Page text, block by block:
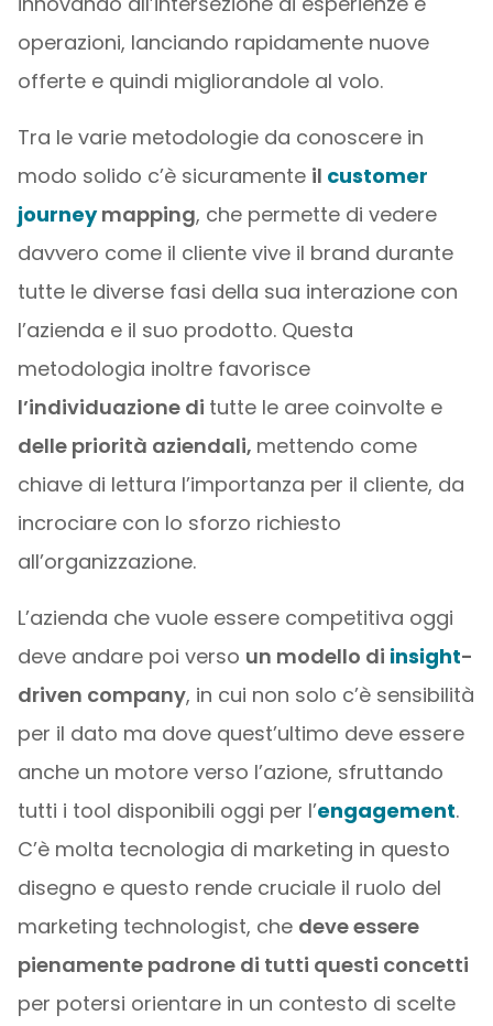
operazioni, lanciando rapidamente nuove
offerte e quindi migliorandole al volo.
Tra le varie metodologie da conoscere in
modo solido c’è sicuramente il customer
journeymapping, che permette di vedere
davvero come il cliente vive il brand durante
tutte le diverse fasi della sua interazione con
l’azienda e il suo prodotto. Questa
metodologia inoltre favorisce
l’individuazione di tutte le aree coinvolte e
delle priorità aziendali, mettendo come
chiave di lettura l’importanza per il cliente, da
incrociare con lo sforzo richiesto
all’organizzazione.
L’azienda che vuole essere competitiva oggi
deve andare poi verso un modello di insight-
driven company, in cui non solo c’è sensibilità
per il dato ma dove quest’ultimo deve essere
anche un motore verso l’azione, sfruttando
tutti i tool disponibili oggi per l’engagement.
C’è molta tecnologia di marketing in questo
disegno e questo rende cruciale il ruolo del
marketing technologist, che deve essere
pienamente padrone di tutti questi concetti
per potersi orientare in un contesto di scelte